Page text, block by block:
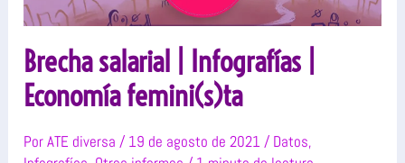
Brecha salarial | Infografías |
Economía femini(s)ta
PorATE diversa/ 19 de agosto de 2021/ Datos,